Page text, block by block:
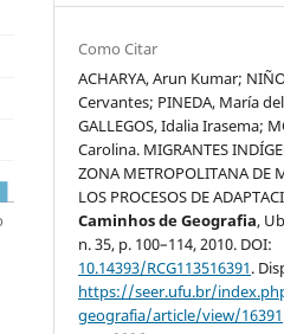
Como Citar
ACHARYA, Arun Kumar;
Cervantes; PINEDA, María
GALLEGOS, Idalia Irasema;
Carolina. MIGRANTES
ZONA METROPOLITANA DE
LOS PROCESOS DE
Caminhos de Geografia,
n. 35, p. 100–114, 2010. DOI:
10.14393/RCG113516391.
https://seer.ufu.br/
geografia/article/view/16391